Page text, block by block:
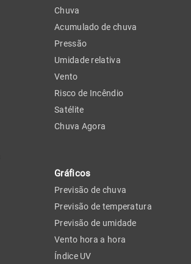
Chuva
Acumulado de chuva
Pressão
Umidade relativa
Vento
Risco de Incêndio
Satélite
Chuva Agora
Gráficos
Previsão de chuva
Previsão de temperatura
Previsão de umidade
Vento hora a hora
Índice UV